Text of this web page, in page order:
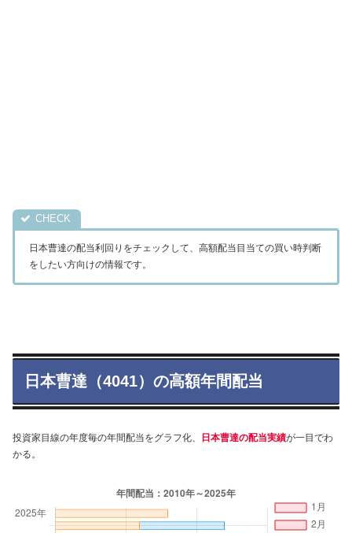
日本曹達の配当利回りをチェックして、高額配当目当ての買い時判断
をしたい方向けの情報です。
日本曹達（4041）の高額年間配当
投資家目線の年度毎の年間配当をグラフ化、 日本曹達の配当実績が一目でわ
かる。